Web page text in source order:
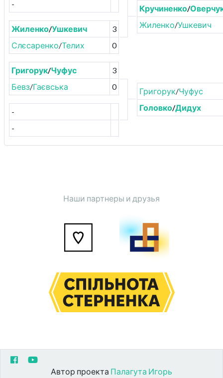
-
Жиленко/Ушкевич
3
Слєсаренко/Телих 0
Григорук/Чуфус
3
Бевз/Гаєвська 0
-
-
Кручиненко/
Жиленко/Ушкевич
Григорук/Чуфус
Головко/Дидух
Наши партнеры и друзья
Автор проекта Палагута Игорь